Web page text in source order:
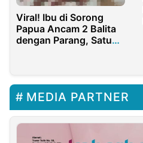
Viral! Ibu di Sorong
Papua Ancam 2 Balita
dengan Parang, Satu
MEDIA PARTNER